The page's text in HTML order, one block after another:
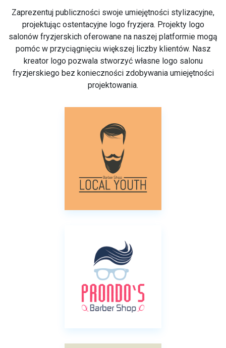
Zaprezentuj publiczności swoje umiejętności stylizacyjne,
projektując ostentacyjne logo fryzjera. Projekty logo
salonów fryzjerskich oferowane na naszej platformie mogą
pomóc w przyciągnięciu większej liczby klientów. Nasz
kreator logo pozwala stworzyć własne logo salonu
fryzjerskiego bez konieczności zdobywania umiejętności
projektowania.